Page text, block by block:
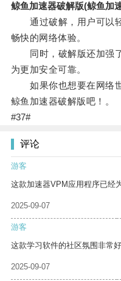
鲸鱼加速器破解版(鲸鱼加
通过破解，用户可以轻
畅快的网络体验。
同时，破解版还加强了
为更加安全可靠。
如果你也想要在网络世
鲸鱼加速器破解版吧！。
#37#
评论
游客
这款加速器VPM应用程序已经
2025-09-07
游客
这款学习软件的社区氛围非常
2025-09-07